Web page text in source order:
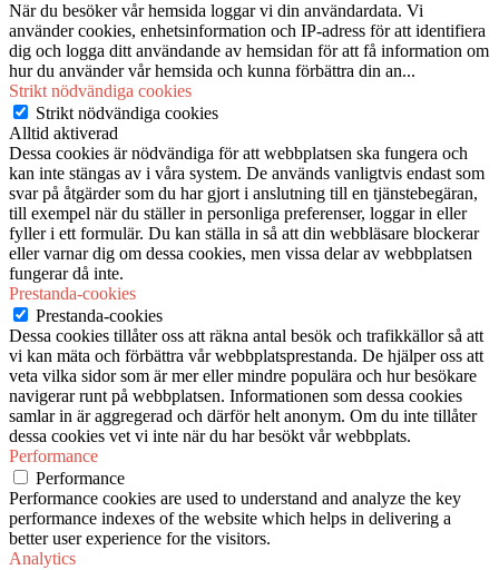
När du besöker vår hemsida loggar vi din användardata. Vi
använder cookies, enhetsinformation och IP-adress för att identifiera
dig och logga ditt användande av hemsidan för att få information om
hur du använder vår hemsida och kunna förbättra din an...
Strikt nödvändiga cookies
Strikt nödvändiga cookies
Alltid aktiverad
Dessa cookies är nödvändiga för att webbplatsen ska fungera och
kan inte stängas av i våra system. De används vanligtvis endast som
svar på åtgärder som du har gjort i anslutning till en tjänstebegäran,
till exempel när du ställer in personliga preferenser, loggar in eller
fyller i ett formulär. Du kan ställa in så att din webbläsare blockerar
eller varnar dig om dessa cookies, men vissa delar av webbplatsen
fungerar då inte.
Prestanda-cookies
Prestanda-cookies
Dessa cookies tillåter oss att räkna antal besök och trafikkällor så att
vi kan mäta och förbättra vår webbplatsprestanda. De hjälper oss att
veta vilka sidor som är mer eller mindre populära och hur besökare
navigerar runt på webbplatsen. Informationen som dessa cookies
samlar in är aggregerad och därför helt anonym. Om du inte tillåter
dessa cookies vet vi inte när du har besökt vår webbplats.
Performance
Performance
Performance cookies are used to understand and analyze the key
performance indexes of the website which helps in delivering a
better user experience for the visitors.
Analytics